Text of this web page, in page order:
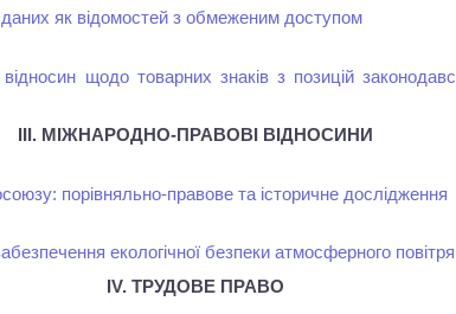
як відомостей з обмеженим доступом
щодо товарних знаків з позицій
III. МІЖНАРОДНО-ПРАВОВІ ВІДНОСИНИ
порівняльно-правове та історичне дослідження
екологічної безпеки атмосферного повітря
IV. ТРУДОВЕ ПРАВО